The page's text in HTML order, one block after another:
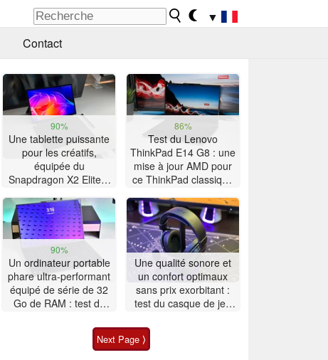
▼
Contact
90%
Une tablette puissante
pour les créatifs,
équipée du
Snapdragon X2 Elite –
PZ14
86%
Test du Lenovo
ThinkPad E14 G8 : une
mise à jour AMD pour
ce ThinkPad classique
autonomie
90%
Un ordinateur portable
phare ultra-performant
équipé de série de 32
Go de RAM : test du
Une qualité sonore et
un confort optimaux
sans prix exorbitant :
test du casque de jeu
Next Page ⟩